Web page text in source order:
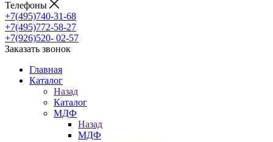
Телефоны
+7(495)740-31-68
+7(495)772-58-27
+7(926)520- 02-57
Заказать звонок
Главная
Каталог
Назад
Каталог
МДФ
Назад
МДФ